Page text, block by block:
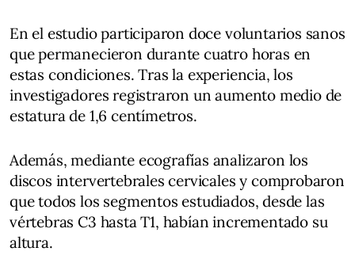
En el estudio participaron doce voluntarios sanos
que permanecieron durante cuatro horas en
estas condiciones. Tras la experiencia, los
investigadores registraron un aumento medio de
estatura de 1,6 centímetros.
Además, mediante ecografías analizaron los
discos intervertebrales cervicales y comprobaron
que todos los segmentos estudiados, desde las
vértebras C3 hasta T1, habían incrementado su
altura.